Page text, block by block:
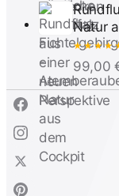
Natur
99,00